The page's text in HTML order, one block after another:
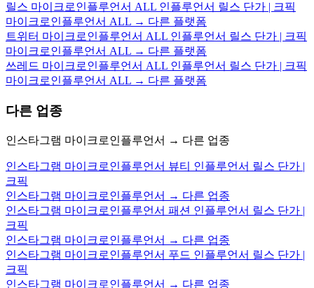
릴스 마이크로인플루언서 ALL 인플루언서 릴스 단가 | 크픽
마이크로인플루언서 ALL → 다른 플랫폼
트위터 마이크로인플루언서 ALL 인플루언서 릴스 단가 | 크픽
마이크로인플루언서 ALL → 다른 플랫폼
쓰레드 마이크로인플루언서 ALL 인플루언서 릴스 단가 | 크픽
마이크로인플루언서 ALL → 다른 플랫폼
다른 업종
인스타그램 마이크로인플루언서 → 다른 업종
인스타그램 마이크로인플루언서 뷰티 인플루언서 릴스 단가 |
크픽
인스타그램 마이크로인플루언서 → 다른 업종
인스타그램 마이크로인플루언서 패션 인플루언서 릴스 단가 |
크픽
인스타그램 마이크로인플루언서 → 다른 업종
인스타그램 마이크로인플루언서 푸드 인플루언서 릴스 단가 |
크픽
인스타그램 마이크로인플루언서 → 다른 업종